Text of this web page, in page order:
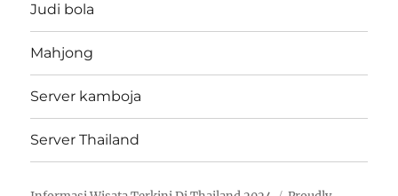
Judi bola
Mahjong
Server kamboja
Server Thailand